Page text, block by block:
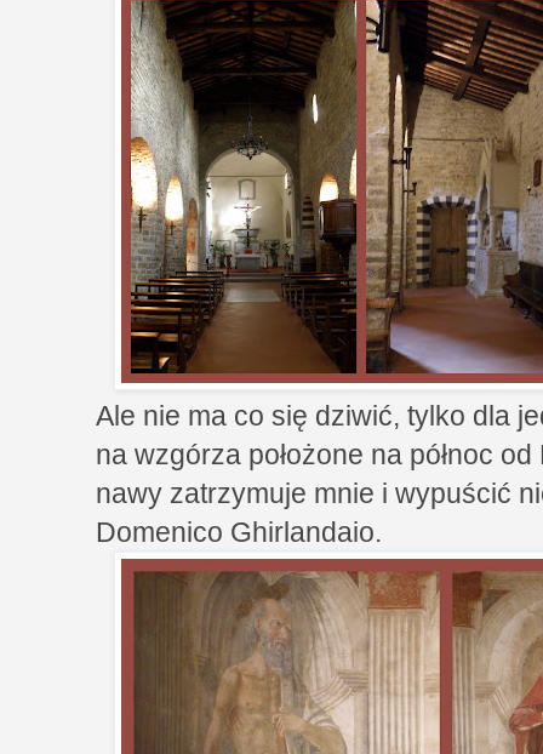
Ale nie ma co się dziwić, tylko dla
na wzgórza położone na północ
nawy zatrzymuje mnie i wypuścić
Domenico Ghirlandaio.